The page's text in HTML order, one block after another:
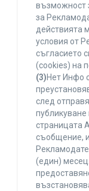
възможност
за
действията
условия от
съгласието
(cookies) на
(3)Нет Инфо
след
страницата
съобщение,
(един)